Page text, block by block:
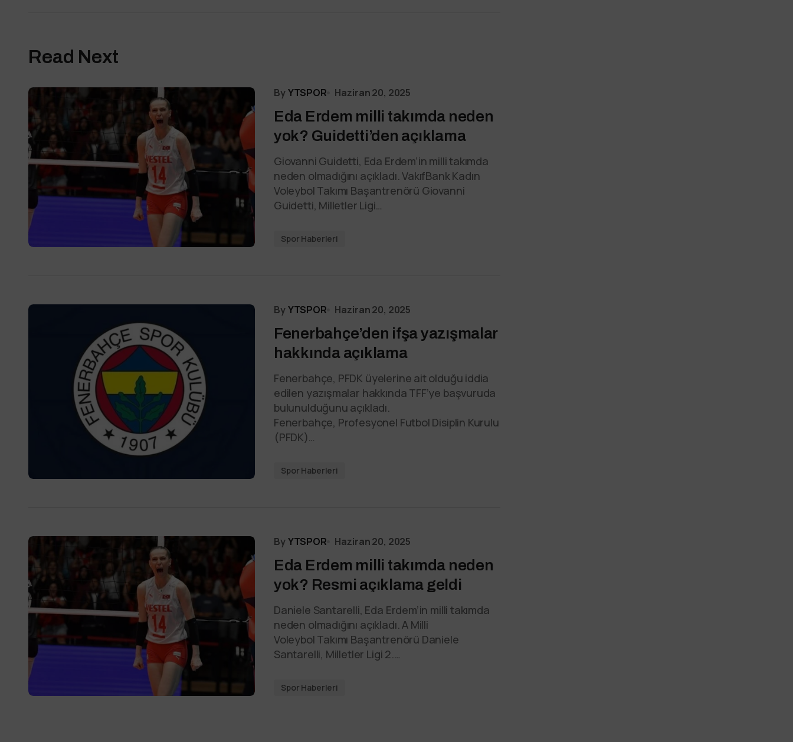
Read Next
ByYTSPOR Haziran 20, 2025
Eda Erdem milli takımda neden
yok? Guidetti’den açıklama
Giovanni Guidetti, Eda Erdem’in milli takımda
neden olmadığını açıkladı. VakıfBank Kadın
Voleybol Takımı Başantrenörü Giovanni
Guidetti, Milletler Ligi…
Spor Haberleri
ByYTSPOR Haziran 20, 2025
Fenerbahçe’den ifşa yazışmalar
hakkında açıklama
Fenerbahçe, PFDK üyelerine ait olduğu iddia
edilen yazışmalar hakkında TFF’ye başvuruda
bulunulduğunu açıkladı.
Fenerbahçe, Profesyonel Futbol Disiplin Kurulu
(PFDK)…
Spor Haberleri
ByYTSPOR Haziran 20, 2025
Eda Erdem milli takımda neden
yok? Resmi açıklama geldi
Daniele Santarelli, Eda Erdem’in milli takımda
neden olmadığını açıkladı. A Milli
Voleybol Takımı Başantrenörü Daniele
Santarelli, Milletler Ligi 2.…
Spor Haberleri